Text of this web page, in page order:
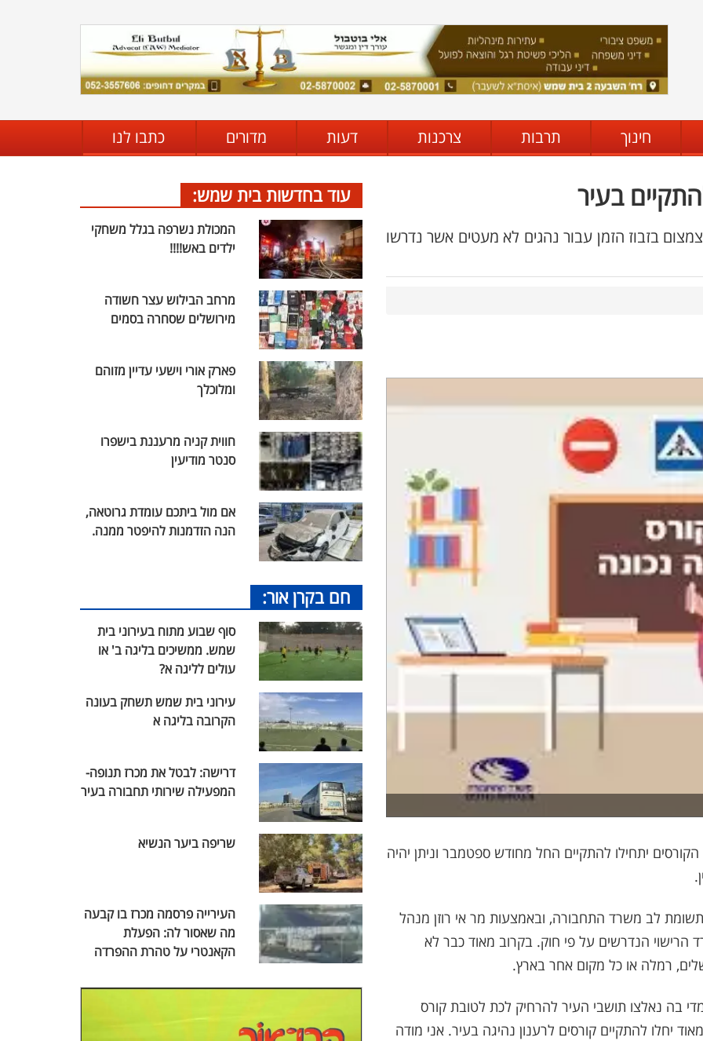
חינוך תרבות צרכנות דעות מדורים כתבו לנו
בעיר
בזבוז הזמן עבור נהגים לא מעטים אשר נדרשו
יתחילו להתקיים החל מחודש ספטמבר וניתן יהיה
לב משרד התחבורה, ובאמצעות מר אי רוזן מנהל
הרישוי הנדרשים על פי חוק. בקרוב מאוד כבר לא
רמלה או כל מקום אחר בארץ.
בה נאלצו תושבי העיר להרחיק לכת לטובת קורס
יחלו להתקיים קורסים לרענון נהיגה בעיר. אני מודה
עוד בחדשות בית שמש:
המכולת נשרפה בגלל משחקי
ילדים באש!!!!
מרחב הבילוש עצר חשודה
מירושלים שסחרה בסמים
פארק אורי וישעי עדיין מזוהם
ומלוכלך
חווית קניה מרעננת בישפרו
סנטר מודיעין
אם מול ביתכם עומדת גרוטאה,
הנה הזדמנות להיפטר ממנה.
חם בקרן אור:
סוף שבוע מתוח בעירוני בית
שמש. ממשיכים בליגה ב' או
עולים לליגה א?
עירוני בית שמש תשחק בעונה
הקרובה בליגה א
דרישה: לבטל את מכרז תנופה-
המפעילה שירותי תחבורה בעיר
שריפה ביער הנשיא
העירייה פרסמה מכרז בו קבעה
מה שאסור לה: הפעלת
הקאנטרי על טהרת ההפרדה